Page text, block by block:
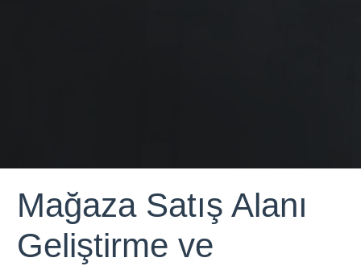
Mağaza Satış Alanı
Geliştirme ve